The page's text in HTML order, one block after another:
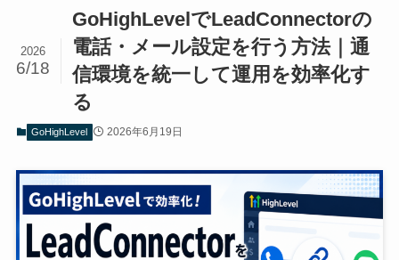
GoHighLevelでLeadConnectorの
電話・メール設定を行う方法｜通
信環境を統一して運用を効率化す
る
2026
6/18
GoHighLevel 2026年6月19日